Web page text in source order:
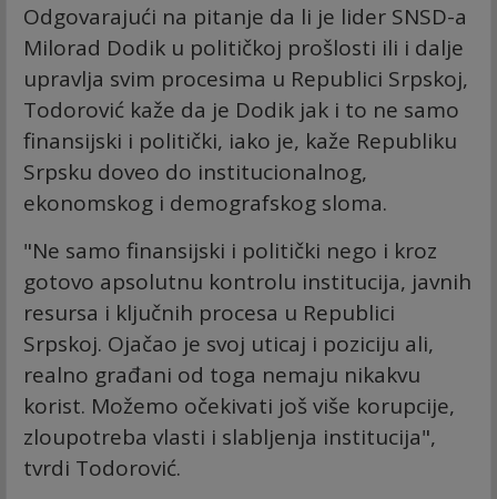
Odgovarajući na pitanje da li je lider SNSD-a
Milorad Dodik u političkoj prošlosti ili i dalje
upravlja svim procesima u Republici Srpskoj,
Todorović kaže da je Dodik jak i to ne samo
finansijski i politički, iako je, kaže Republiku
Srpsku doveo do institucionalnog,
ekonomskog i demografskog sloma.
"Ne samo finansijski i politički nego i kroz
gotovo apsolutnu kontrolu institucija, javnih
resursa i ključnih procesa u Republici
Srpskoj. Ojačao je svoj uticaj i poziciju ali,
realno građani od toga nemaju nikakvu
korist. Možemo očekivati još više korupcije,
zloupotreba vlasti i slabljenja institucija",
tvrdi Todorović.